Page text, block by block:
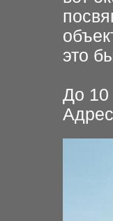
это
До 10